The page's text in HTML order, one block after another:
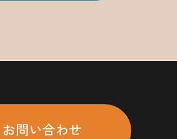
お問い合わせ